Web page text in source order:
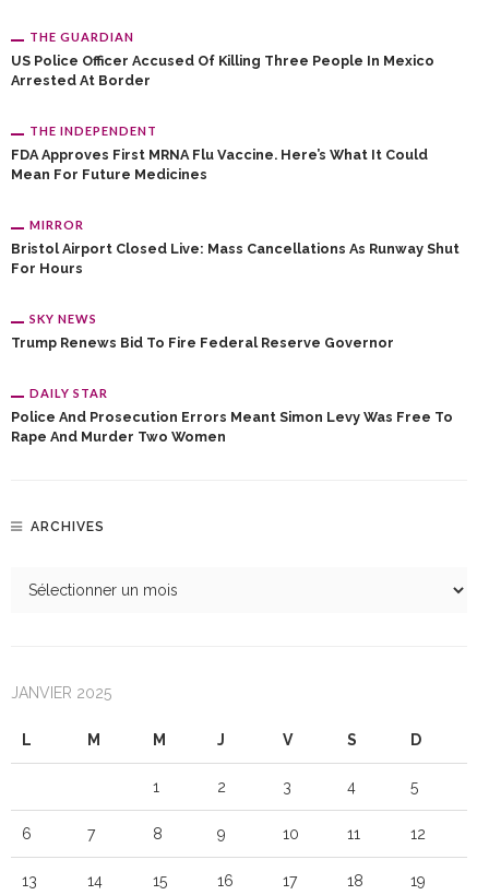
THE GUARDIAN
US Police Officer Accused Of Killing Three People In Mexico
Arrested At Border
THE INDEPENDENT
FDA Approves First MRNA Flu Vaccine. Here’s What It Could
Mean For Future Medicines
MIRROR
Bristol Airport Closed Live: Mass Cancellations As Runway Shut
For Hours
SKY NEWS
Trump Renews Bid To Fire Federal Reserve Governor
DAILY STAR
Police And Prosecution Errors Meant Simon Levy Was Free To
Rape And Murder Two Women
ARCHIVES
JANVIER 2025
L M M J V S D
1 2 3 4 5
6 7 8 9 10 11 12
13 14 15 16 17 18 19